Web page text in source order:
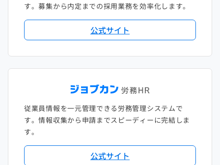
す。募集から内定までの採用業務を効率化します。
公式サイト
従業員情報を一元管理できる労務管理システムで
す。情報収集から申請までスピーディーに完結しま
す。
公式サイト